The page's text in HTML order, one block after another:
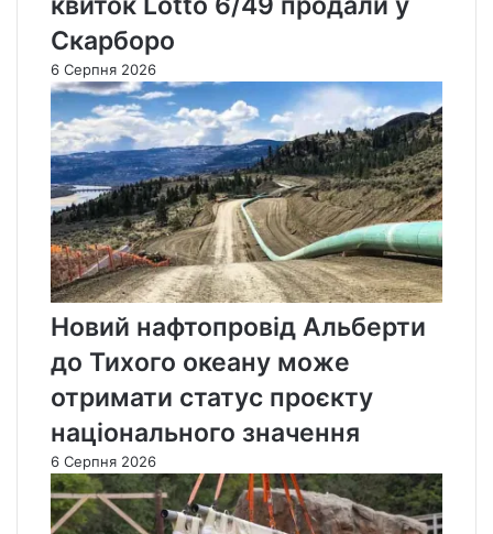
Скарборо
6 Серпня 2026
Новий нафтопровід Альберти
до Тихого океану може
отримати статус проєкту
національного значення
6 Серпня 2026